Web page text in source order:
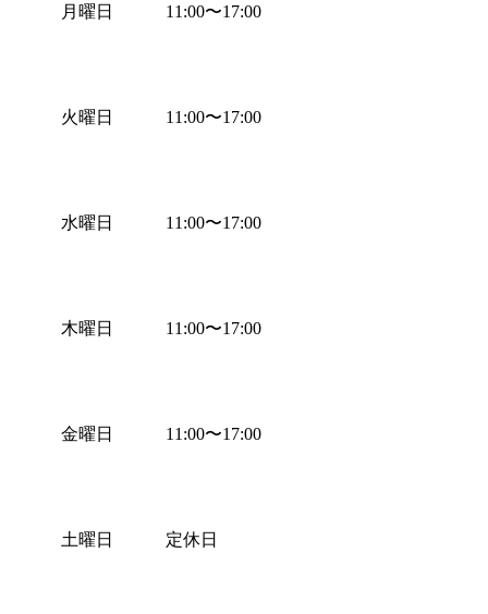
月曜日
火曜日
水曜日
木曜日
金曜日
土曜日
11:00〜17:00
11:00〜17:00
11:00〜17:00
11:00〜17:00
11:00〜17:00
定休日